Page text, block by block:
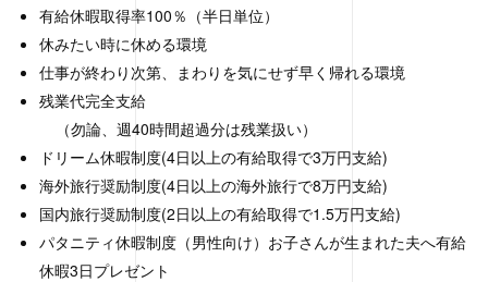
有給休暇取得率100％（半日単位）
休みたい時に休める環境
仕事が終わり次第、まわりを気にせず早く帰れる環境
残業代完全支給
（勿論、週40時間超過分は残業扱い）
ドリーム休暇制度(4日以上の有給取得で3万円支給)
海外旅行奨励制度(4日以上の海外旅行で8万円支給)
国内旅行奨励制度(2日以上の有給取得で1.5万円支給)
パタニティ休暇制度（男性向け）お子さんが生まれた夫へ有給
休暇3日プレゼント